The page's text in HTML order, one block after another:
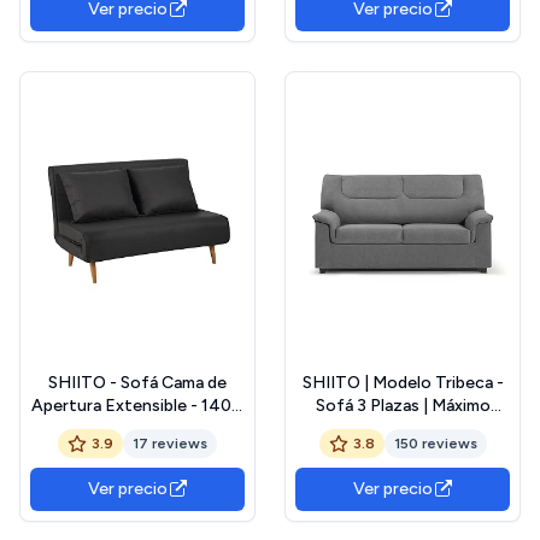
Ver precio
Relleno Incluido para
Adultos o Decoracion
Ver precio
SHIITO - Sofá Cama de
Apertura Extensible - 140 x
83 x 88 cm - Modelo Denzo
- Máximo Relax y Confort -
Color Gris Oscuro
3.9 17 reviews
Ver precio
SHIITO | Modelo Tribeca -
Sofá 3 Plazas | Máximo
Relax y Confort | 180 x 98 x
90 cm - Color Gris
3.8 150 reviews
Ver precio